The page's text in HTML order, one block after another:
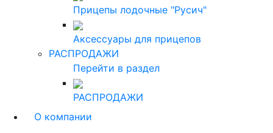
Прицепы лодочные "Русич"
Аксессуары для прицепов
РАСПРОДАЖИ
Перейти в раздел
РАСПРОДАЖИ
О компании